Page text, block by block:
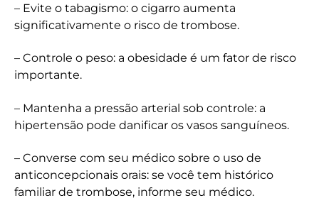
– Evite o tabagismo: o cigarro aumenta
significativamente o risco de trombose.
– Controle o peso: a obesidade é um fator de risco
importante.
– Mantenha a pressão arterial sob controle: a
hipertensão pode danificar os vasos sanguíneos.
– Converse com seu médico sobre o uso de
anticoncepcionais orais: se você tem histórico
familiar de trombose, informe seu médico.